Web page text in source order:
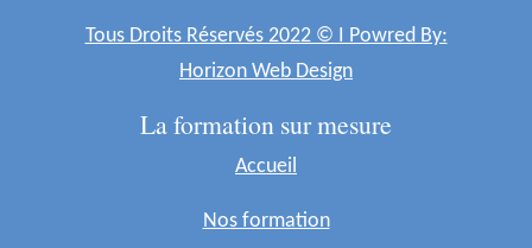
Tous Droits Réservés 2022 © I Powred By:
Horizon Web Design
La formation sur mesure
Accueil
Nos formation